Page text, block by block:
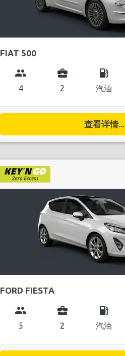
FIAT 500
group
4
business_center
2
local_gas_station
汽油
查看详情...
FORD FIESTA
group
5
business_center
2
local_gas_station
汽油